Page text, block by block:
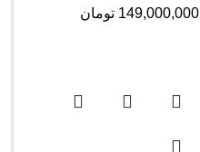
149,000,000 تومان